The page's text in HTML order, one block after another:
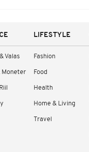
Valas
Moneter
LIFESTYLE
Fashion
Food
Health
Home & Living
Travel